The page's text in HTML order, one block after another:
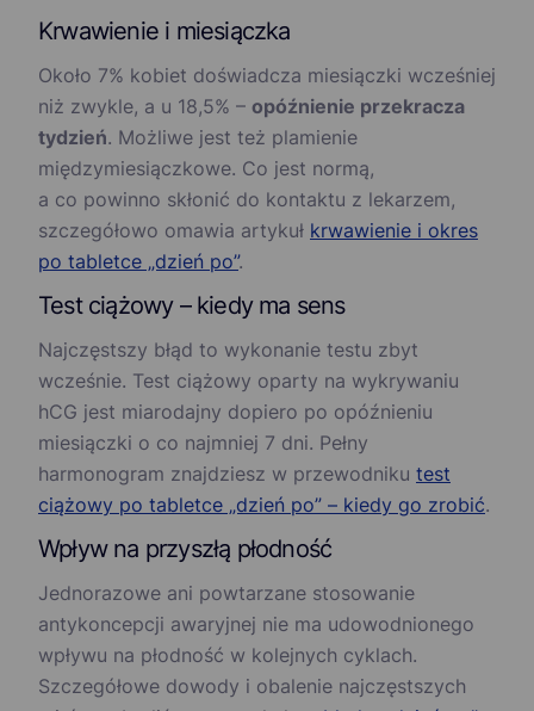
Krwawienie i miesiączka
Około 7% kobiet doświadcza miesiączki wcześniej
niż zwykle, a u 18,5% – opóźnienie przekracza
tydzień. Możliwe jest też plamienie
międzymiesiączkowe. Co jest normą,
a co powinno skłonić do kontaktu z lekarzem,
szczegółowo omawia artykuł krwawienie i okres
po tabletce „dzień po”.
Test ciążowy – kiedy ma sens
Najczęstszy błąd to wykonanie testu zbyt
wcześnie. Test ciążowy oparty na wykrywaniu
hCG jest miarodajny dopiero po opóźnieniu
miesiączki o co najmniej 7 dni. Pełny
harmonogram znajdziesz w przewodniku test
ciążowy po tabletce „dzień po” – kiedy go zrobić.
Wpływ na przyszłą płodność
Jednorazowe ani powtarzane stosowanie
antykoncepcji awaryjnej nie ma udowodnionego
wpływu na płodność w kolejnych cyklach.
Szczegółowe dowody i obalenie najczęstszych